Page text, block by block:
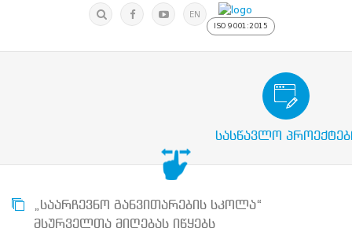
შესახებ
სტრუქტურული
ძიება
მოძებნა EN
ISO 9001:2015
სასწავლო
საარჩევნო/სამოქალაქო
„საარჩევნო განვითარების სკოლა“
მსურველთა მიღებას იწყებს